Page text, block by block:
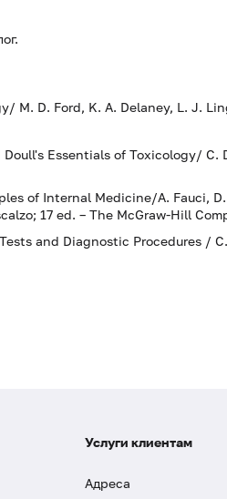
M. D. Ford, K. A. Delaney, L. J.
Essentials of Toxicology/ C.
of Internal Medicine/A. Fauci,
17 ed. – The McGraw-Hill
and Diagnostic Procedures /
Услуги клиентам
Адреса